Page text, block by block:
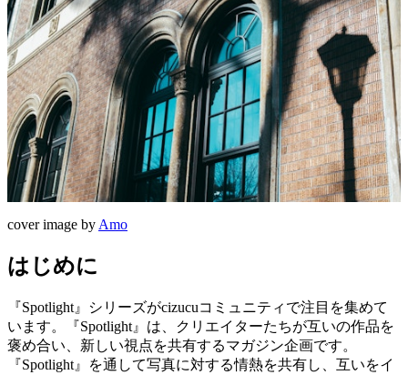
cover image byAmo
はじめに
『Spotlight』シリーズがcizucuコミュニティで注目を集めて
います。『Spotlight』は、クリエイターたちが互いの作品を
褒め合い、新しい視点を共有するマガジン企画です。
『Spotlight』を通して写真に対する情熱を共有し、互いをイ